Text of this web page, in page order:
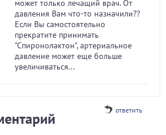
может только лечащий врач. От
давления Вам что-то назначили??
Если Вы самостоятельно
прекратите принимать
"Спиронолактон", артериальное
давление может еще больше
увеличиваться...
ответить